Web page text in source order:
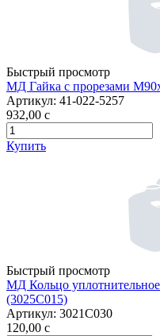
Быстрый просмотр
МД Гайка с прорезами
Артикул: 41-022-5257
932,00 c
Купить
Быстрый просмотр
МД Кольцо
(3025С015)
Артикул: 3021С030
120,00 c